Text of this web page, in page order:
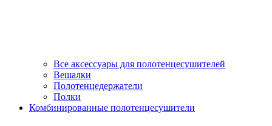
Все аксессуары для полотенцесушителей
Вешалки
Полотенцедержатели
Полки
Комбинированные полотенцесушители